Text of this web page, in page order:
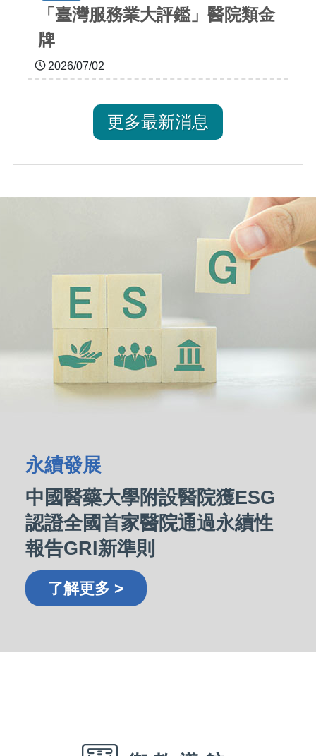
「臺灣服務業大評鑑」醫院類金
牌
2026/07/02
更多最新消息
永續發展
中國醫藥大學附設醫院獲ESG
認證全國首家醫院通過永續性
報告GRI新準則
了解更多 >